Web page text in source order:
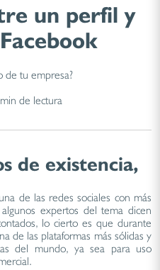
un perfil y
de tu empresa?
de lectura
de existencia,
de las redes sociales con más
expertos del tema dicen
lo cierto es que durante
de las plataformas más sólidas y
del mundo, ya sea para uso